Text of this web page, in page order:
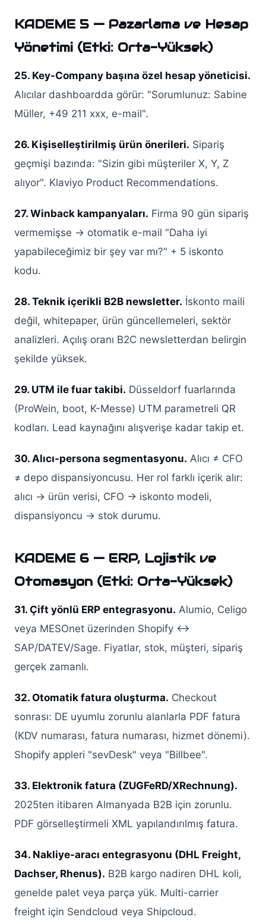
KADEME 5 — Pazarlama ve Hesap
Yönetimi (Etki: Orta-Yüksek)
25. Key-Company başına özel hesap yöneticisi.
Alıcılar dashboardda görür: "Sorumlunuz: Sabine
Müller, +49 211 xxx, e-mail".
26. Kişiselleştirilmiş ürün önerileri. Sipariş
geçmişi bazında: "Sizin gibi müşteriler X, Y, Z
alıyor". Klaviyo Product Recommendations.
27. Winback kampanyaları. Firma 90 gün sipariş
vermemişse → otomatik e-mail "Daha iyi
yapabileceğimiz bir şey var mı?" + 5 iskonto
kodu.
28. Teknik içerikli B2B newsletter. İskonto maili
değil, whitepaper, ürün güncellemeleri, sektör
analizleri. Açılış oranı B2C newsletterdan belirgin
şekilde yüksek.
29. UTM ile fuar takibi. Düsseldorf fuarlarında
(ProWein, boot, K-Messe) UTM parametreli QR
kodları. Lead kaynağını alışverişe kadar takip et.
30. Alıcı-persona segmentasyonu. Alıcı ≠ CFO
≠ depo dispansiyoncusu. Her rol farklı içerik alır:
alıcı → ürün verisi, CFO → iskonto modeli,
dispansiyoncu → stok durumu.
KADEME 6 — ERP, Lojistik ve
Otomasyon (Etki: Orta-Yüksek)
31. Çift yönlü ERP entegrasyonu. Alumio, Celigo
veya MESOnet üzerinden Shopify ↔
SAP/DATEV/Sage. Fiyatlar, stok, müşteri, sipariş
gerçek zamanlı.
32. Otomatik fatura oluşturma. Checkout
sonrası: DE uyumlu zorunlu alanlarla PDF fatura
(KDV numarası, fatura numarası, hizmet dönemi).
Shopify appleri "sevDesk" veya "Billbee".
33. Elektronik fatura (ZUGFeRD/XRechnung).
2025ten itibaren Almanyada B2B için zorunlu.
PDF görselleştirmeli XML yapılandırılmış fatura.
34. Nakliye-aracı entegrasyonu (DHL Freight,
Dachser, Rhenus). B2B kargo nadiren DHL koli,
genelde palet veya parça yük. Multi-carrier
freight için Sendcloud veya Shipcloud.